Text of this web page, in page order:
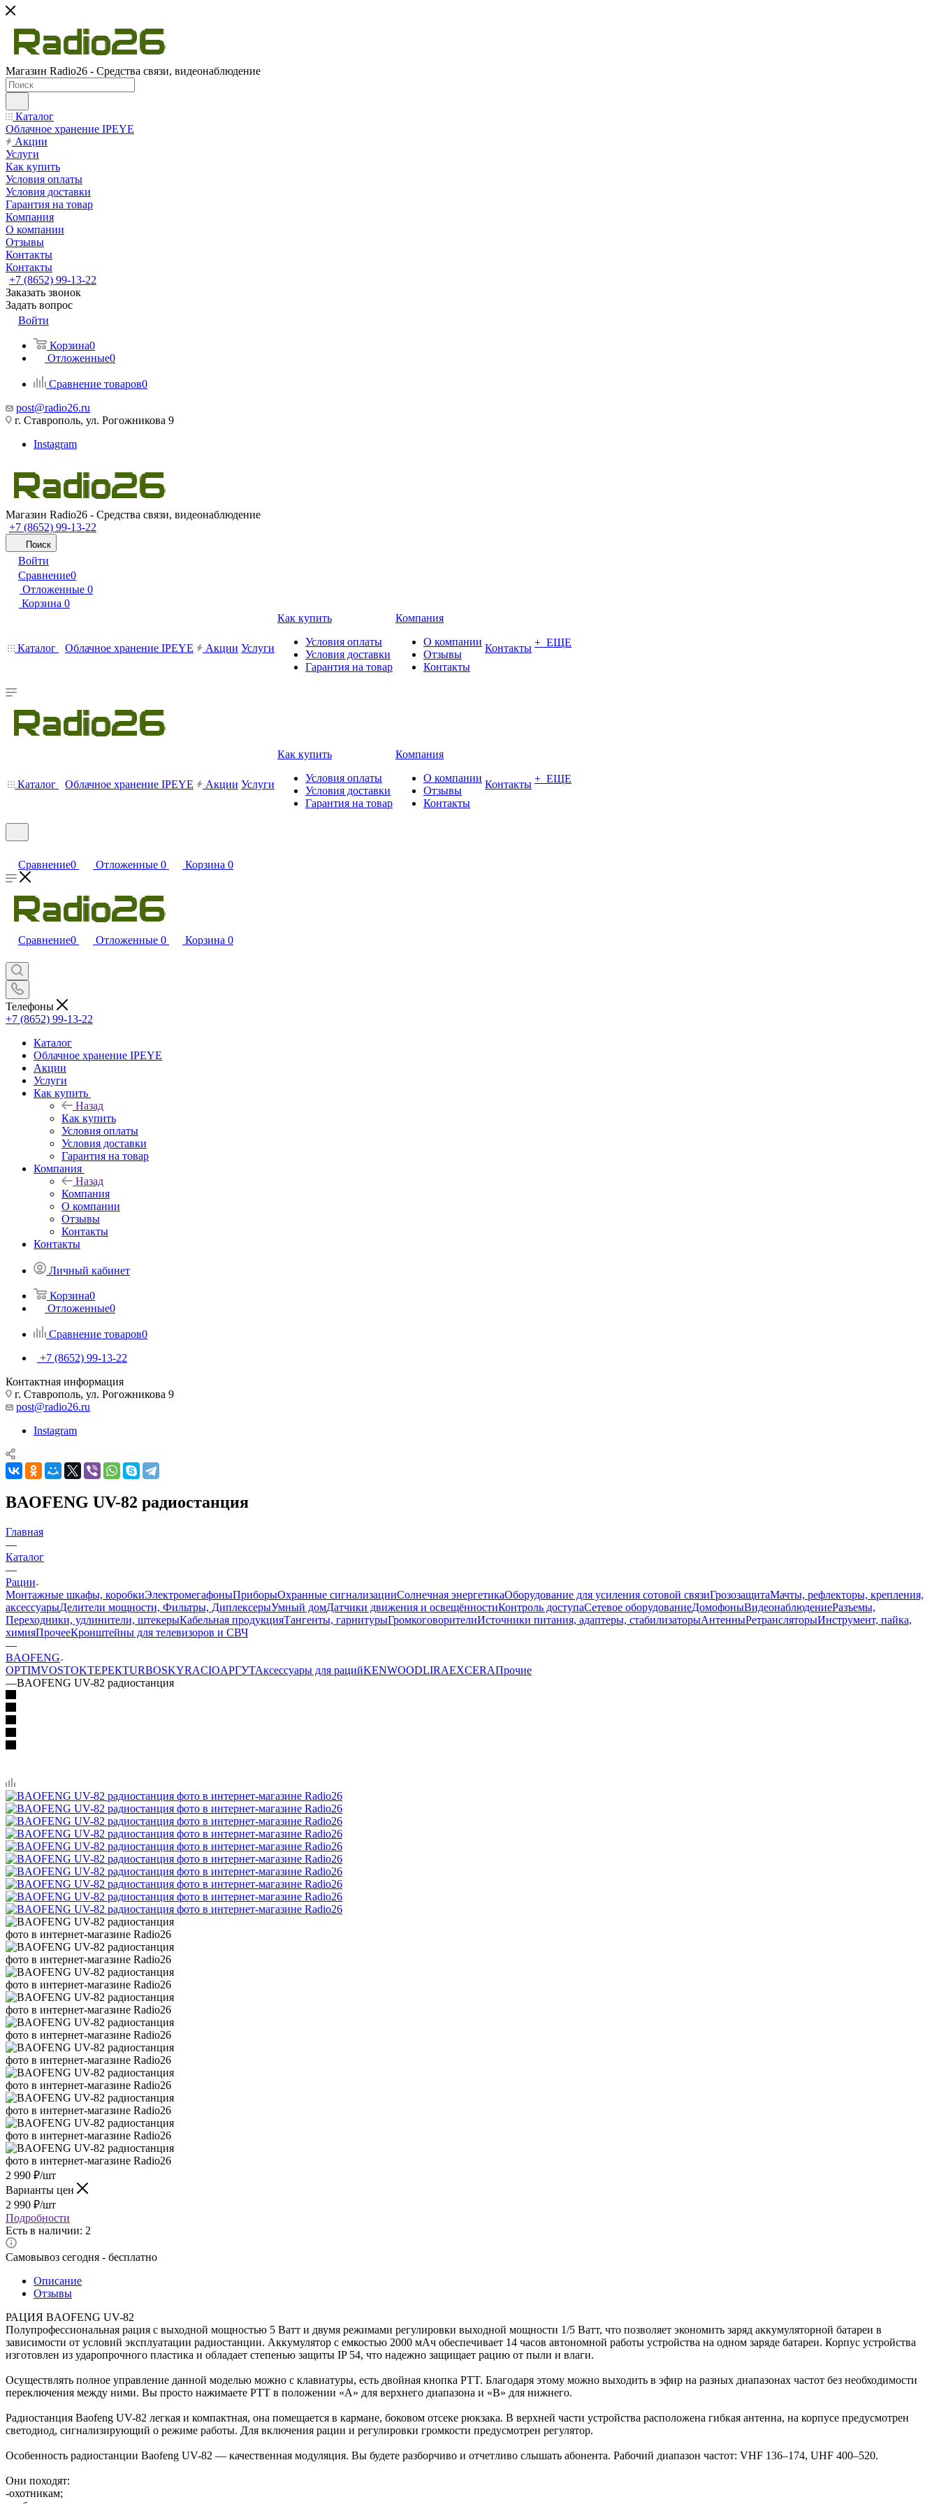
Магазин Radio26 - Средства связи, видеонаблюдение
Каталог
Облачное хранение IPEYE
Акции
Услуги
Как купить
Условия оплаты
Условия доставки
Гарантия на товар
Компания
О компании
Отзывы
Контакты
Контакты
+7 (8652) 99-13-22
Заказать звонок
Задать вопрос
Войти
Корзина0
Отложенные0
Сравнение товаров0
post@radio26.ru
г. Ставрополь, ул. Рогожникова 9
Instagram
Магазин Radio26 - Средства связи, видеонаблюдение
+7 (8652) 99-13-22
Поиск
Войти
Сравнение0
Отложенные 0
Корзина 0
Каталог Облачное хранение IPEYE Акции Услуги
Как купить
Условия оплаты
Условия доставки
Гарантия на товар
Компания
О компании
Отзывы
Контакты
Контакты + ЕЩЕ
Каталог Облачное хранение IPEYE Акции Услуги
Как купить
Условия оплаты
Условия доставки
Гарантия на товар
Компания
О компании
Отзывы
Контакты
Контакты + ЕЩЕ
Сравнение0 Отложенные 0 Корзина 0
Сравнение0 Отложенные 0 Корзина 0
Телефоны
+7 (8652) 99-13-22
Каталог
Облачное хранение IPEYE
Акции
Услуги
Как купить
Назад
Как купить
Условия оплаты
Условия доставки
Гарантия на товар
Компания
Назад
Компания
О компании
Отзывы
Контакты
Контакты
Личный кабинет
Корзина0
Отложенные0
Сравнение товаров0
+7 (8652) 99-13-22
Контактная информация
г. Ставрополь, ул. Рогожникова 9
post@radio26.ru
Instagram
BAOFENG UV-82 радиостанция
Главная
—
Каталог
—
Рации
Монтажные шкафы, коробкиЭлектромегафоныПриборыОхранные сигнализацииСолнечная энергетикаОборудование для усиления сотовой связиГрозозащитаМачты, рефлекторы, крепления,
аксессуарыДелители мощности, Фильтры, ДиплексерыУмный домДатчики движения и освещённостиКонтроль доступаСетевое оборудованиеДомофоныВидеонаблюдениеРазъемы,
Переходники, удлинители, штекерыКабельная продукцияТангенты, гарнитурыГромкоговорителиИсточники питания, адаптеры, стабилизаторыАнтенныРетрансляторыИнструмент, пайка,
химияПрочееКронштейны для телевизоров и СВЧ
—
BAOFENG
OPTIMVOSTOKТЕРЕКTURBOSKYRACIOАРГУТАксессуары для рацийKENWOODLIRAEXCERAПрочие
—BAOFENG UV-82 радиостанция
2 990 ₽/шт
Варианты цен
2 990 ₽/шт
Подробности
Есть в наличии: 2
Самовывоз сегодня - бесплатно
Описание
Отзывы
РАЦИЯ BAOFENG UV-82
Полупрофессиональная рация с выходной мощностью 5 Ватт и двумя режимами регулировки выходной мощности 1/5 Ватт, что позволяет экономить заряд аккумуляторной батареи в
зависимости от условий эксплуатации радиостанции. Аккумулятор с емкостью 2000 мАч обеспечивает 14 часов автономной работы устройства на одном заряде батареи. Корпус устройства
изготовлен из ударопрочного пластика и обладает степенью защиты IP 54, что надежно защищает рацию от пыли и влаги.
Осуществлять полное управление данной моделью можно с клавиатуры, есть двойная кнопка PTT. Благодаря этому можно выходить в эфир на разных диапазонах частот без необходимости
переключения между ними. Вы просто нажимаете РТТ в положении «A» для верхнего диапазона и «B» для нижнего.
Радиостанция Baofeng UV-82 легкая и компактная, она помещается в кармане, боковом отсеке рюкзака. В верхней части устройства расположена гибкая антенна, на корпусе предусмотрен
светодиод, сигнализирующий о режиме работы. Для включения рации и регулировки громкости предусмотрен регулятор.
Особенность радиостанции Baofeng UV-82 — качественная модуляция. Вы будете разборчиво и отчетливо слышать абонента. Рабочий диапазон частот: VHF 136–174, UHF 400–520.
Они походят:
-охотникам;